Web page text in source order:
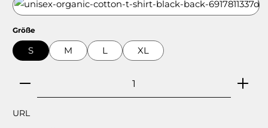
Größeauswählen
S M L XL
Produkt Anzahl: Gib den gewünschten Wert
URL